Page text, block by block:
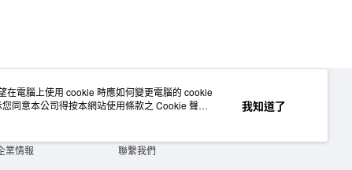
間改造企劃服務
宗採購
業情報
會員服務
人才招募
聯繫我們
在電腦上使用 cookie 時應如何變更電腦的 cookie
同意本公司得按本網站使用條款之 Cookie 聲明
我知道了